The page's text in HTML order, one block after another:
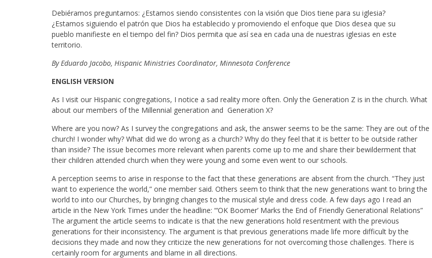
Debiéramos preguntarnos: ¿Estamos siendo consistentes con la visión que Dios tiene para su iglesia?
¿Estamos siguiendo el patrón que Dios ha establecido y promoviendo el enfoque que Dios desea que su
pueblo manifieste en el tiempo del fin? Dios permita que así sea en cada una de nuestras iglesias en este
territorio.
By Eduardo Jacobo, Hispanic Ministries Coordinator, Minnesota Conference
ENGLISH VERSION
As I visit our Hispanic congregations, I notice a sad reality more often. Only the Generation Z is in the church. What
about our members of the Millennial generation and Generation X?
Where are you now? As I survey the congregations and ask, the answer seems to be the same: They are out of the
church! I wonder why? What did we do wrong as a church? Why do they feel that it is better to be outside rather
than inside? The issue becomes more relevant when parents come up to me and share their bewilderment that
their children attended church when they were young and some even went to our schools.
A perception seems to arise in response to the fact that these generations are absent from the church. “They just
want to experience the world,” one member said. Others seem to think that the new generations want to bring the
world to into our Churches, by bringing changes to the musical style and dress code. A few days ago I read an
article in the New York Times under the headline: “‘OK Boomer’ Marks the End of Friendly Generational Relations”
The argument the article seems to indicate is that the new generations hold resentment with the previous
generations for their inconsistency. The argument is that previous generations made life more difficult by the
decisions they made and now they criticize the new generations for not overcoming those challenges. There is
certainly room for arguments and blame in all directions.